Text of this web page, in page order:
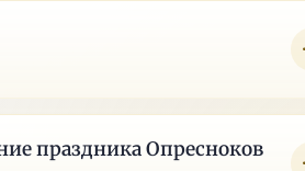
праздника Опресноков